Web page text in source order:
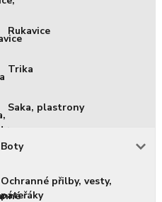
Rukavice
Trika
Saka, plastrony
Boty
Ochranné přilby, vesty,
páteřáky